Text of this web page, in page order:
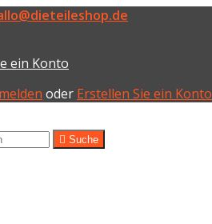
ein Konto
oder Erstellen Sie ein Konto
 Suche